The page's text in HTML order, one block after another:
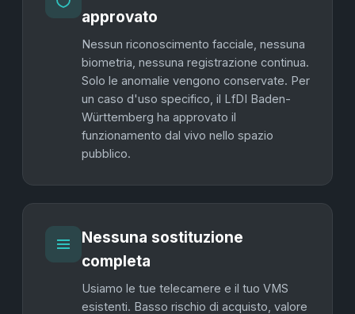
approvato
Nessun riconoscimento facciale, nessuna
biometria, nessuna registrazione continua.
Solo le anomalie vengono conservate. Per
un caso d'uso specifico, il LfDI Baden-
Württemberg ha approvato il
funzionamento dal vivo nello spazio
pubblico.
Nessuna sostituzione
completa
Usiamo le tue telecamere e il tuo VMS
esistenti. Basso rischio di acquisto, valore